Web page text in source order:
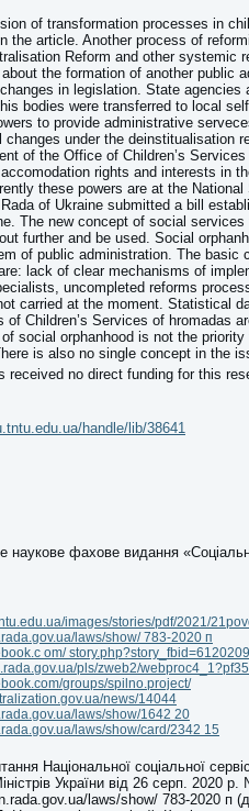
of transformation processes in
the article. Another process of
Reform and other systemic
the formation of another public
in legislation. State
bodies were transferred to local
to provide administrative
changes under the deinstitualisation
of the Office of Children’s
rights and interests in
these powers are at the
of Ukraine submitted a bill
The new concept of social
further and be used. Social
of public administration. The basic
lack of clear mechanisms of
uncompleted reforms
carried at the moment. Statistical
of Children’s Services of hromadas
social orphanhood is not the
is also no single concept in the
received no direct funding for this
handle/lib/38641
наукове фахове видання
images/stories/pdf/2021/
laws/show/ 783-2020 п
om/
pls/zweb2/
groups/spilno.project/
news/14044
laws/show/1642 20
laws/show/card/2342 15
Національної соціальної
України від 26 серп. 2020
laws/show/ 783-2020 п